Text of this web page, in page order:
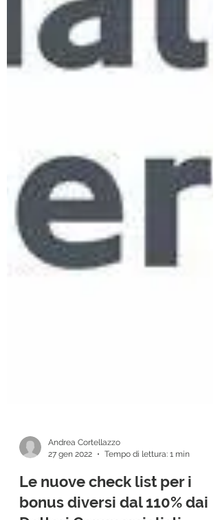
27 gen 2022
Tempo di lettura: 1 min
Le nuove check list per i